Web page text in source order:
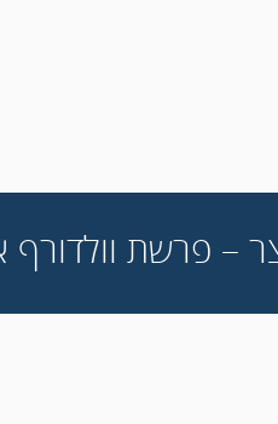
– פרשת וולדורף